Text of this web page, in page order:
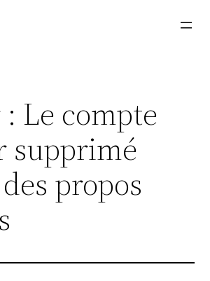
Le compte
supprimé
propos